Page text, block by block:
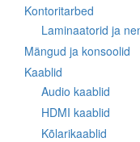
Kontoritarbed
Laminaatorid ja
Mängud ja konsoolid
Kaablid
Audio kaablid
HDMI kaablid
Kõlarikaablid